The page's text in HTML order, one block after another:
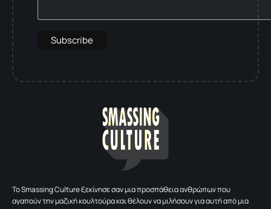
To Smassing Culture ξεκίνησε σαν μια προσπάθεια ανθρώπων που
αγαπούν την μαζική κουλτούρα και θέλουν να μιλήσουν για αυτή από μια